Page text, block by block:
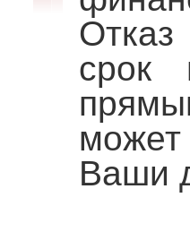
срок
Ваши